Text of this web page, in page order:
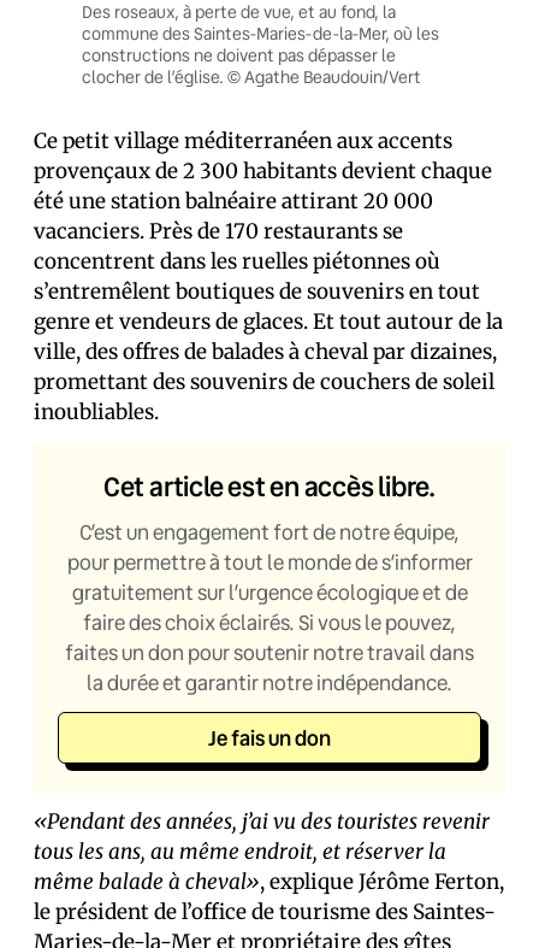
Des roseaux, à perte de vue, et au fond, la
commune des Saintes-Maries-de-la-Mer, où les
constructions ne doivent pas dépasser le
clocher de l’église. © Agathe Beaudouin/Vert
Ce petit village méditerranéen aux accents
provençaux de 2 300 habitants devient chaque
été une station balnéaire attirant 20 000
vacanciers. Près de 170 restaurants se
concentrent dans les ruelles piétonnes où
s’entremêlent boutiques de souvenirs en tout
genre et vendeurs de glaces. Et tout autour de la
ville, des offres de balades à cheval par dizaines,
promettant des souvenirs de couchers de soleil
inoubliables.
Cet article est en accès libre.
C’est un engagement fort de notre équipe,
pour permettre à tout le monde de s’informer
gratuitement sur l’urgence écologique et de
faire des choix éclairés. Si vous le pouvez,
faites un don pour soutenir notre travail dans
la durée et garantir notre indépendance.
Je fais un don
«Pendant des années, j’ai vu des touristes revenir
tous les ans, au même endroit, et réserver la
même balade à cheval», explique Jérôme Ferton,
le président de l’office de tourisme des Saintes-
Maries-de-la-Mer et propriétaire des gîtes